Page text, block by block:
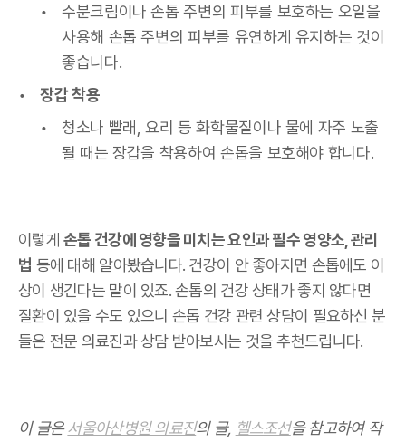
수분크림이나 손톱 주변의 피부를 보호하는 오일을
사용해 손톱 주변의 피부를 유연하게 유지하는 것이
좋습니다.
장갑 착용
청소나 빨래, 요리 등 화학물질이나 물에 자주 노출
될 때는 장갑을 착용하여 손톱을 보호해야 합니다.
이렇게손톱 건강에 영향을 미치는 요인과 필수 영양소, 관리
법 등에 대해 알아봤습니다. 건강이 안 좋아지면 손톱에도 이
상이 생긴다는 말이 있죠. 손톱의 건강 상태가 좋지 않다면
질환이 있을 수도 있으니 손톱 건강 관련 상담이 필요하신 분
들은 전문 의료진과 상담 받아보시는 것을 추천드립니다.
이 글은서울아산병원 의료진의 글, 헬스조선을 참고하여 작